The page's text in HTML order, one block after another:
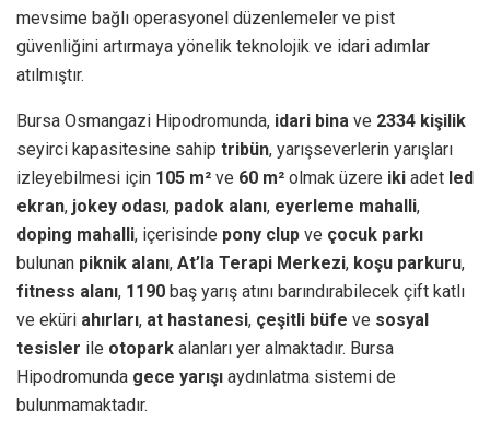
mevsime bağlı operasyonel düzenlemeler ve pist
güvenliğini artırmaya yönelik teknolojik ve idari adımlar
atılmıştır.
Bursa Osmangazi Hipodromunda, idari bina ve 2334 kişilik
seyirci kapasitesine sahip tribün, yarışseverlerin yarışları
izleyebilmesi için 105 m² ve 60 m² olmak üzere iki adet led
ekran, jokey odası, padok alanı, eyerleme mahalli,
doping mahalli, içerisinde pony clup ve çocuk parkı
bulunan piknik alanı, At’la Terapi Merkezi, koşu parkuru,
fitness alanı, 1190 baş yarış atını barındırabilecek çift katlı
ve eküri ahırları, at hastanesi, çeşitli büfe ve sosyal
tesisler ile otopark alanları yer almaktadır. Bursa
Hipodromunda gece yarışı aydınlatma sistemi de
bulunmamaktadır.